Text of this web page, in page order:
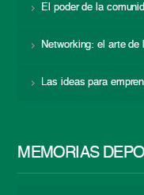
El poder de la
Networking: el arte de
Las ideas para
MEMORIAS